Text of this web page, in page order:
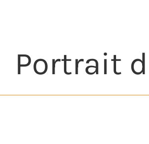
Portrait